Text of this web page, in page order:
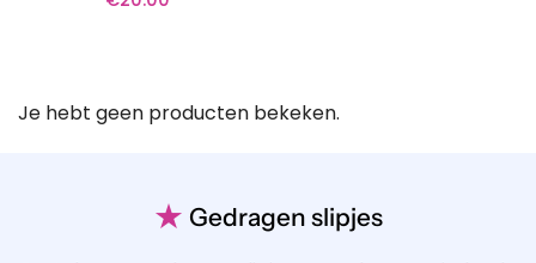
Je hebt geen producten bekeken.
★ Gedragen slipjes